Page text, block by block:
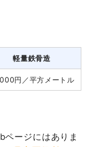
軽量鉄骨造
円／平方メートル
ページにはありま